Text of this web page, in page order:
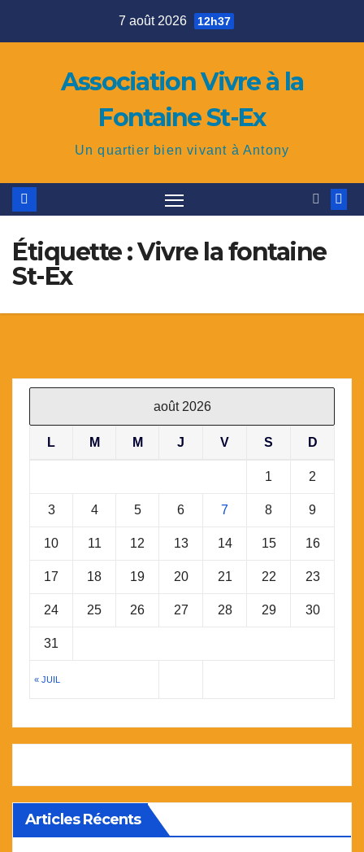
7 août 2026 12h37
Association Vivre à la
Fontaine St-Ex
Un quartier bien vivant à Antony
Étiquette : Vivre la fontaine
St-Ex
août 2026
L M M J V S D
« JUIL
1 2
3 4 5 6 7 8 9
10 11 12 13 14 15 16
17 18 19 20 21 22 23
24 25 26 27 28 29 30
31
Articles Récents